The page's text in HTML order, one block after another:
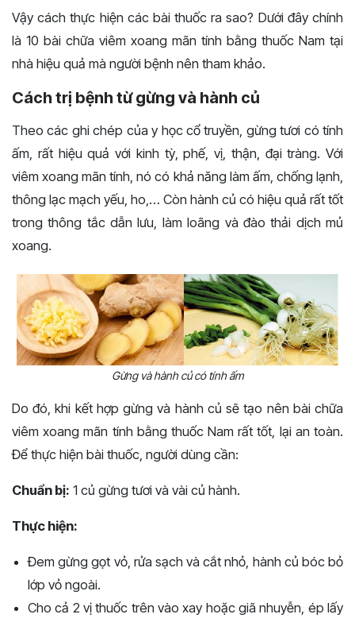
Vậy cách thực hiện các bài thuốc ra sao? Dưới đây chính
là 10 bài chữa viêm xoang mãn tính bằng thuốc Nam tại
nhà hiệu quả mà người bệnh nên tham khảo.
Cách trị bệnh từ gừng và hành củ
Theo các ghi chép của y học cổ truyền, gừng tươi có tính
ấm, rất hiệu quả với kinh tỳ, phế, vị, thận, đại tràng. Với
viêm xoang mãn tính, nó có khả năng làm ấm, chống lạnh,
thông lạc mạch yếu, ho,… Còn hành củ có hiệu quả rất tốt
trong thông tắc dẫn lưu, làm loãng và đào thải dịch mủ
xoang.
Gừng và hành củ có tính ấm
Do đó, khi kết hợp gừng và hành củ sẽ tạo nên bài chữa
viêm xoang mãn tính bằng thuốc Nam rất tốt, lại an toàn.
Để thực hiện bài thuốc, người dùng cần:
Chuẩn bị: 1 củ gừng tươi và vài củ hành.
Thực hiện:
Đem gừng gọt vỏ, rửa sạch và cắt nhỏ, hành củ bóc bỏ
lớp vỏ ngoài.
Cho cả 2 vị thuốc trên vào xay hoặc giã nhuyễn, ép lấy